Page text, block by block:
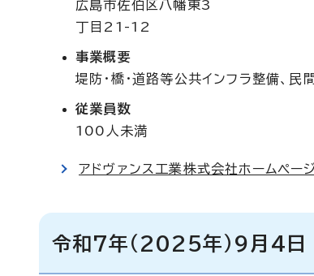
広島市佐伯区八幡東3
丁目21-12
事業概要
堤防・橋・道路等公共インフラ整備、民
従業員数
100人未満
アドヴァンス工業株式会社ホームページ
令和7年（2025年）9月4